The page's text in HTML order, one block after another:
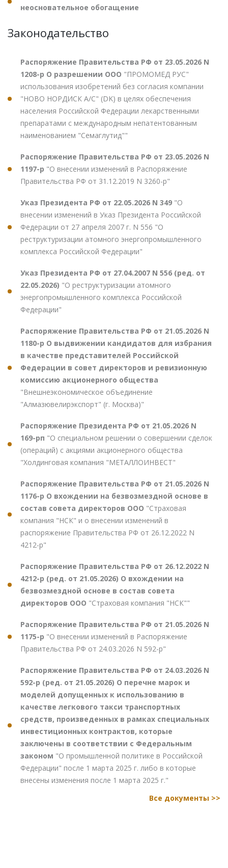
неосновательное обогащение
Законодательство
Распоряжение Правительства РФ от 23.05.2026 N
1208-р О разрешении ООО "ПРОМОМЕД РУС"
использования изобретений без согласия компании
"НОВО НОРДИСК А/С" (DK) в целях обеспечения
населения Российской Федерации лекарственными
препаратами с международным непатентованным
наименованием "Семаглутид""
Распоряжение Правительства РФ от 23.05.2026 N
1197-р "О внесении изменений в Распоряжение
Правительства РФ от 31.12.2019 N 3260-р"
Указ Президента РФ от 22.05.2026 N 349 "О
внесении изменений в Указ Президента Российской
Федерации от 27 апреля 2007 г. N 556 "О
реструктуризации атомного энергопромышленного
комплекса Российской Федерации"
Указ Президента РФ от 27.04.2007 N 556 (ред. от
22.05.2026) "О реструктуризации атомного
энергопромышленного комплекса Российской
Федерации"
Распоряжение Правительства РФ от 21.05.2026 N
1180-р О выдвижении кандидатов для избрания
в качестве представителей Российской
Федерации в совет директоров и ревизионную
комиссию акционерного общества
"Внешнеэкономическое объединение
"Алмазювелирэкспорт" (г. Москва)"
Распоряжение Президента РФ от 21.05.2026 N
169-рп "О специальном решении о совершении сделок
(операций) с акциями акционерного общества
"Холдинговая компания "МЕТАЛЛОИНВЕСТ"
Распоряжение Правительства РФ от 21.05.2026 N
1176-р О вхождении на безвозмездной основе в
состав совета директоров ООО "Страховая
компания "НСК" и о внесении изменений в
распоряжение Правительства РФ от 26.12.2022 N
4212-р"
Распоряжение Правительства РФ от 26.12.2022 N
4212-р (ред. от 21.05.2026) О вхождении на
безвозмездной основе в состав совета
директоров ООО "Страховая компания "НСК""
Распоряжение Правительства РФ от 21.05.2026 N
1175-р "О внесении изменений в Распоряжение
Правительства РФ от 24.03.2026 N 592-р"
Распоряжение Правительства РФ от 24.03.2026 N
592-р (ред. от 21.05.2026) О перечне марок и
моделей допущенных к использованию в
качестве легкового такси транспортных
средств, произведенных в рамках специальных
инвестиционных контрактов, которые
заключены в соответствии с Федеральным
законом "О промышленной политике в Российской
Федерации" после 1 марта 2025 г. либо в которые
внесены изменения после 1 марта 2025 г."
Все документы >>